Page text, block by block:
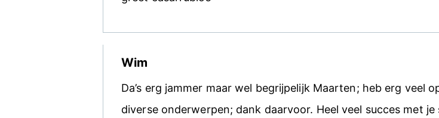
Wim
Da’s erg jammer maar wel begrijpelijk Maarten; heb erg veel
diverse onderwerpen; dank daarvoor. Heel veel succes met je